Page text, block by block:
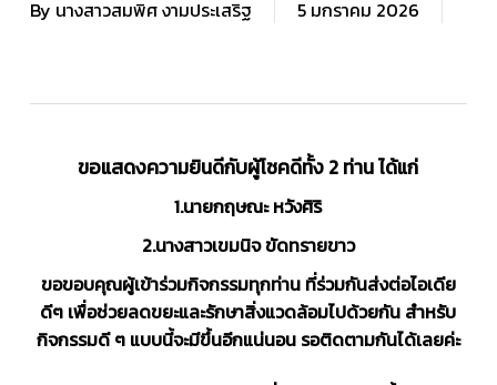
By นางสาวสมพิศ งามประเสริฐ 5 มกราคม 2026
ขอแสดงความยินดีกับผู้โชคดีทั้ง 2 ท่าน ได้แก่
1.นายกฤษณะ หวังศิริ
2.นางสาวเขมนิจ ขัดทรายขาว
ขอขอบคุณผู้เข้าร่วมกิจกรรมทุกท่าน ที่ร่วมกันส่งต่อไอเดีย
ดีๆ เพื่อช่วยลดขยะและรักษาสิ่งแวดล้อมไปด้วยกัน สำหรับ
กิจกรรมดี ๆ แบบนี้จะมีขึ้นอีกแน่นอน รอติดตามกันได้เลยค่ะ